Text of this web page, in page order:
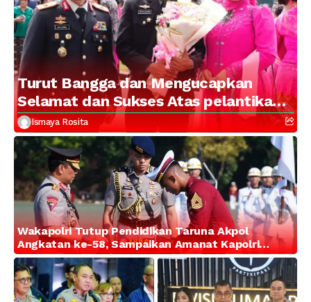
Turut Bangga dan Mengucapkan
Selamat dan Sukses Atas pelantikan
Putra Brigjen Pol Drs, A.M Kamal.
Sebagai Perwira Polri Lulusan AKPOL
2026
Ismaya Rosita
Wakapolri Tutup Pendidikan Taruna Akpol
Angkatan ke-58, Sampaikan Amanat Kapolri
kepada 282 Capaja